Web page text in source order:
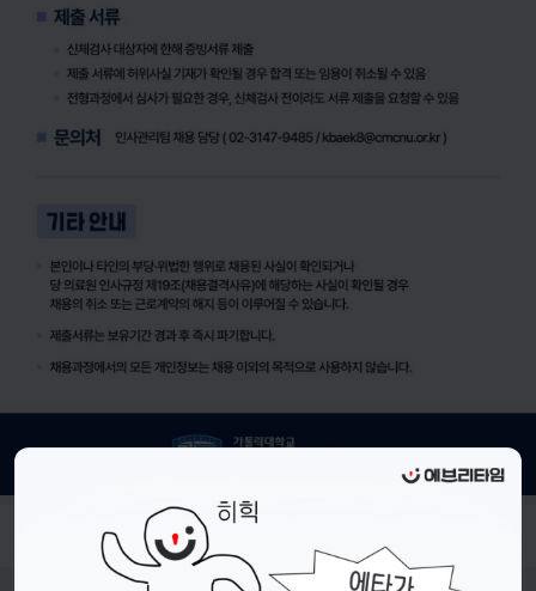
- 접수기간 : 25.12.03.(수) ~ 12.29.(월) 23시 까지